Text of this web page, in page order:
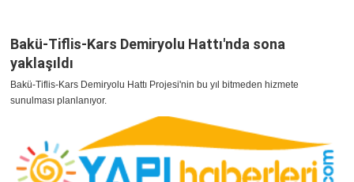
Bakü-Tiflis-Kars Demiryolu Hattı'nda sona
yaklaşıldı
Bakü-Tiflis-Kars Demiryolu Hattı Projesi'nin bu yıl bitmeden hizmete
sunulması planlanıyor.